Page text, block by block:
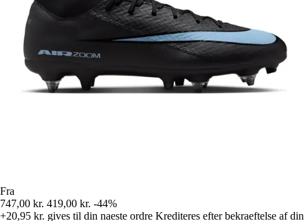
Fra
747,00 kr. 419,00 kr. -44%
+20,95 kr. gives til din naeste ordre Krediteres efter bekraeftelse af din